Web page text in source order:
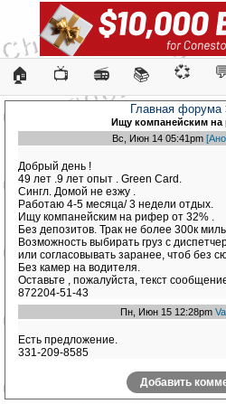
🏠 📺 📻 📚 💞
Главная форума
Ищу компанейским на
Вс, Июн 14 05:41pm
Добрый день !
49 лет .9 лет опыт . Green Card.
Сингл. Домой не езжу .
Работаю 4-5 месяца/ 3 недели отдых.
Ищу компанейским на рифер от 32% .
Без депозитов. Трак не более 300к
Возможность выбирать груз с
или согласовывать заранее, чтоб без
Без камер на водителя.
Оставьте , пожалуйста, текст
872204-51-43
Пн, Июн 15 12:28pm
Есть предложение.
331-209-8585
Добавить